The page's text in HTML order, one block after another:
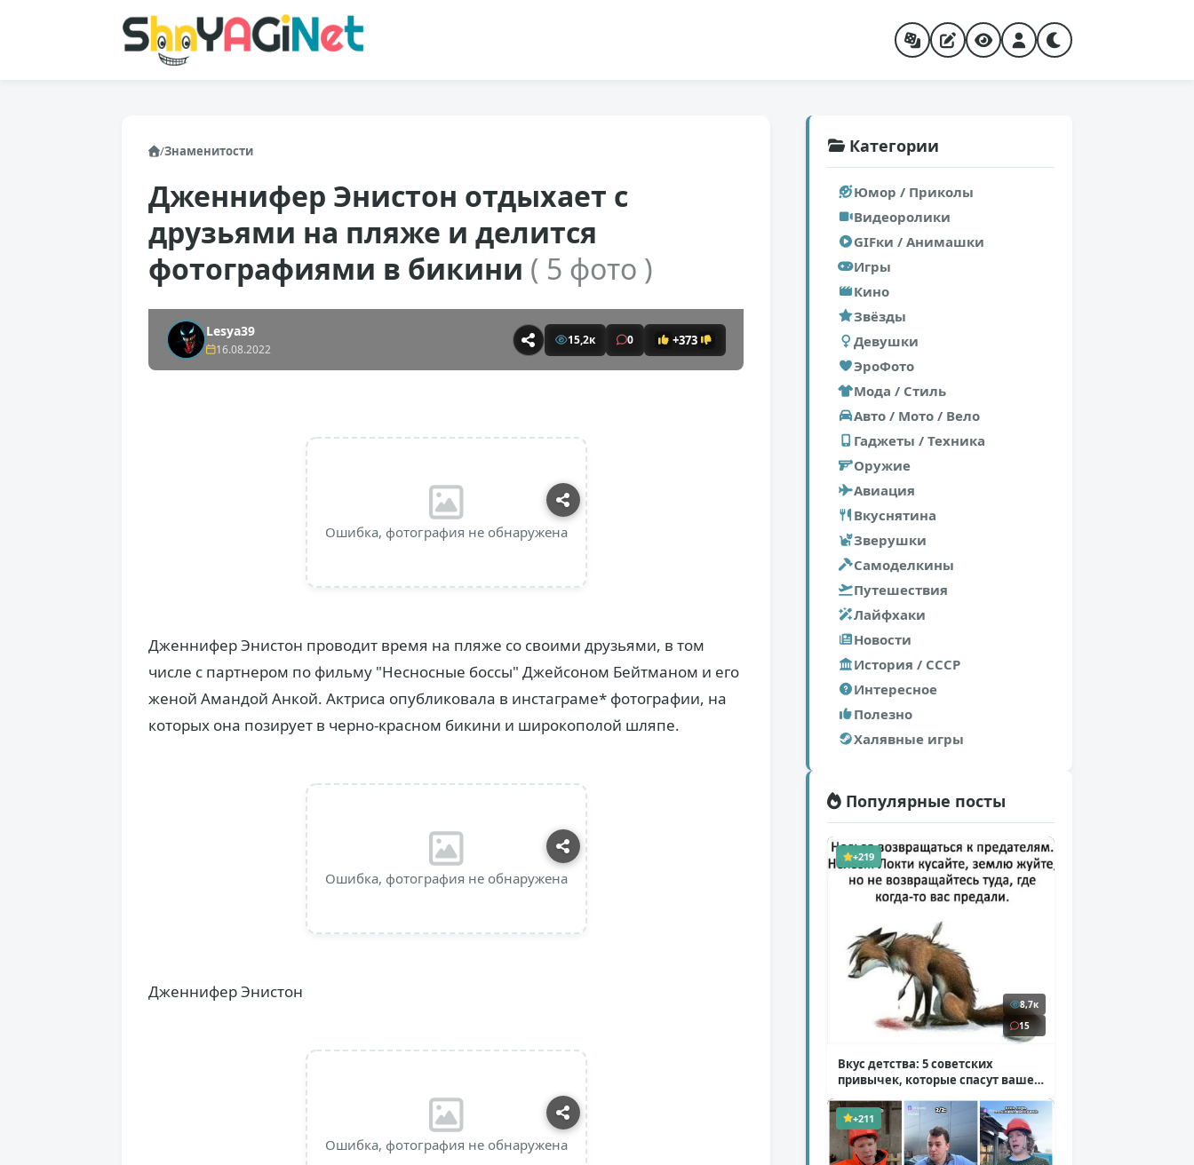
/Знаменитости
Дженнифер Энистон отдыхает с
друзьями на пляже и делится
фотографиями в бикини ( 5 фото )
Lesya39
16.08.2022
15,2к 0 +373
Ошибка, фотография не обнаружена
Дженнифер Энистон проводит время на пляже со своими друзьями, в том
числе с партнером по фильму "Несносные боссы" Джейсоном Бейтманом и его
женой Амандой Анкой. Актриса опубликовала в инстаграме* фотографии, на
которых она позирует в черно-красном бикини и широкополой шляпе.
Ошибка, фотография не обнаружена
Дженнифер Энистон
Ошибка, фотография не обнаружена
Категории
Юмор / Приколы
Видеоролики
GIFки / Анимашки
Игры
Кино
Звёзды
Девушки
ЭроФото
Мода / Стиль
Авто / Мото / Вело
Гаджеты / Техника
Оружие
Авиация
Вкуснятина
Зверушки
Самоделкины
Путешествия
Лайфхаки
Новости
История / СССР
Интересное
Полезно
Халявные игры
Популярные посты
+219
8,7к
15
Вкус детства: 5 советских
привычек, которые спасут ваше
+211